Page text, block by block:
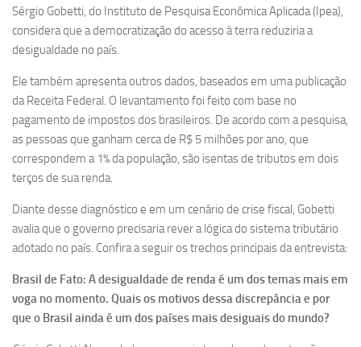
Sérgio Gobetti, do Instituto de Pesquisa Econômica Aplicada (Ipea),
considera que a democratização do acesso à terra reduziria a
desigualdade no país.
Ele também apresenta outros dados, baseados em uma publicação
da Receita Federal. O levantamento foi feito com base no
pagamento de impostos dos brasileiros. De acordo com a pesquisa,
as pessoas que ganham cerca de R$ 5 milhões por ano, que
correspondem a 1% da população, são isentas de tributos em dois
terços de sua renda.
Diante desse diagnóstico e em um cenário de crise fiscal, Gobetti
avalia que o governo precisaria rever a lógica do sistema tributário
adotado no país. Confira a seguir os trechos principais da entrevista:
Brasil de Fato: A desigualdade de renda é um dos temas mais em
voga no momento. Quais os motivos dessa discrepância e por
que o Brasil ainda é um dos países mais desiguais do mundo?